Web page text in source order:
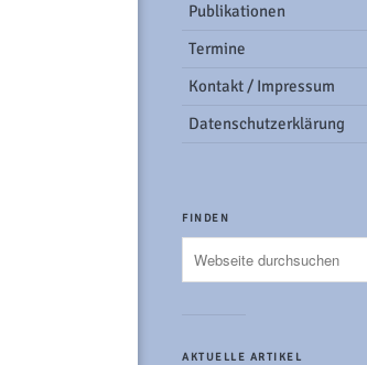
Publikationen
Termine
Kontakt / Impressum
Datenschutzerklärung
FINDEN
AKTUELLE ARTIKEL